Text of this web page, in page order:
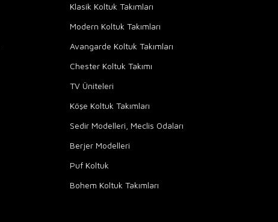
Klasik Koltuk Takımları
Modern Koltuk Takımları
Avangarde Koltuk Takımları
Chester Koltuk Takımı
TV Üniteleri
Köşe Koltuk Takımları
Sedir Modelleri, Meclis Odaları
Berjer Modelleri
Puf Koltuk
Bohem Koltuk Takımları